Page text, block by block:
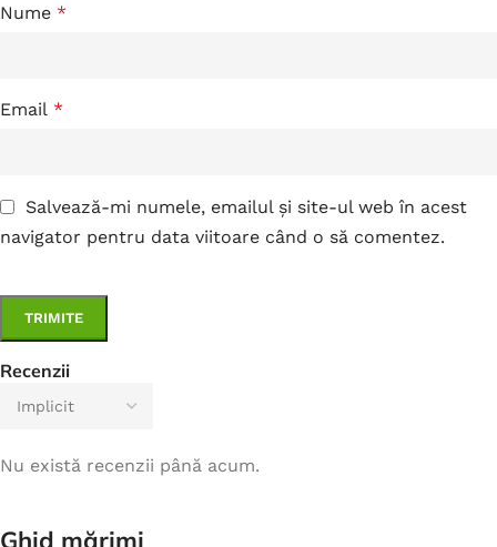
Recenzii
Nu există recenzii până acum.
Nume *
Email *
Salvează-mi numele, emailul și site-ul web în acest
navigator pentru data viitoare când o să comentez.
Ghid mărimi